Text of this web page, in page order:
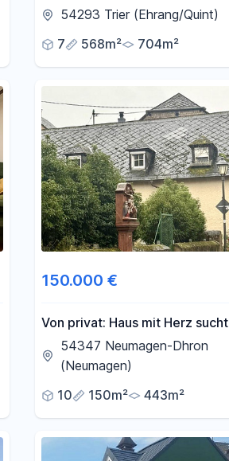
7 Einheiten – Sichere
Wachstumspotenzial
54293 Trier (Ehrang/Quint)
7
568m² 704m²
150.000 €
Von privat: Haus mit Herz sucht
neue Besitzer inklusiv
Baugrundstück
54347 Neumagen-Dhron
(Neumagen)
10
150m² 443m²